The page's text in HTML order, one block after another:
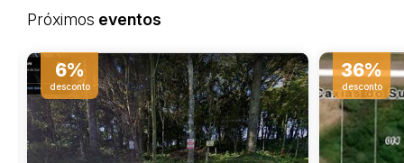
Próximos eventos
36%
desconto
VENDA DIRETA